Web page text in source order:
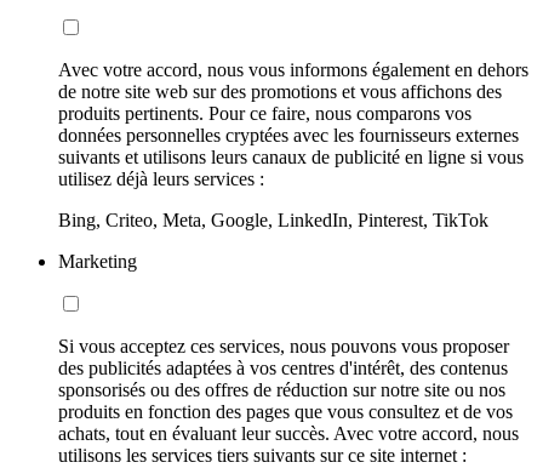
Avec votre accord, nous vous informons également en dehors
de notre site web sur des promotions et vous affichons des
produits pertinents. Pour ce faire, nous comparons vos
données personnelles cryptées avec les fournisseurs externes
suivants et utilisons leurs canaux de publicité en ligne si vous
utilisez déjà leurs services :
Bing, Criteo, Meta, Google, LinkedIn, Pinterest, TikTok
Marketing
Si vous acceptez ces services, nous pouvons vous proposer
des publicités adaptées à vos centres d'intérêt, des contenus
sponsorisés ou des offres de réduction sur notre site ou nos
produits en fonction des pages que vous consultez et de vos
achats, tout en évaluant leur succès. Avec votre accord, nous
utilisons les services tiers suivants sur ce site internet :